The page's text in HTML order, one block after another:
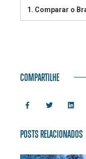
áudio
COMPARTILHE
POSTS RELACIONADOS